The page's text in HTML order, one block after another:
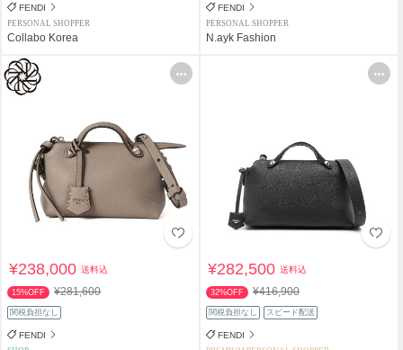
FENDI
PERSONAL SHOPPER
Collabo Korea
FENDI
PERSONAL SHOPPER
N.ayk Fashion
¥238,000送料込
15%OFF ¥281,600
関税負担なし
FENDI
¥282,500送料込
32%OFF ¥416,900
関税負担なし スピード配送
FENDI